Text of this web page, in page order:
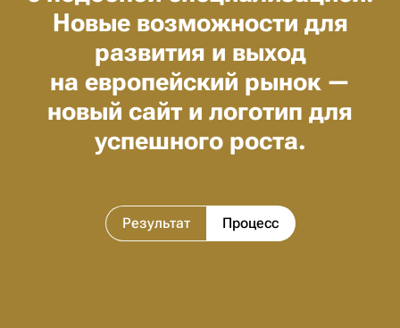
Новые возможности для
развития и выход
на европейский рынок —
новый сайт и логотип для
успешного роста.
Результат Процесс